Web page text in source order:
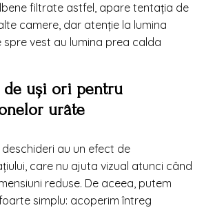
filtrate astfel, apare tentația de
camere, dar atenție la lumina
vest au lumina prea calda
de uși ori pentru
urâte
deschideri au un efect de
care nu ajuta vizual atunci când
reduse. De aceea, putem
simplu: acoperim întreg